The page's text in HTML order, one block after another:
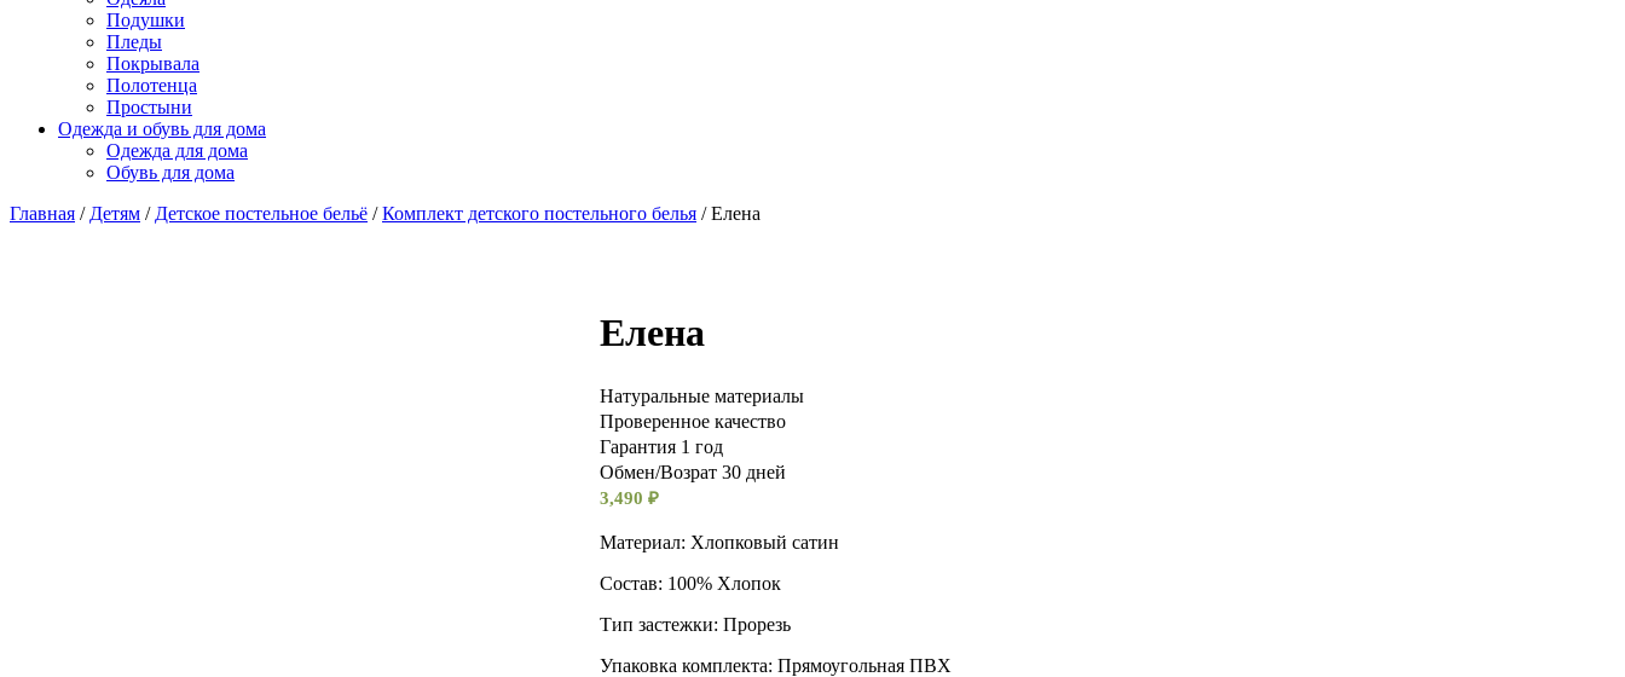
Подушки
Пледы
Покрывала
Полотенца
Простыни
Одежда и обувь для дома
Одежда для дома
Обувь для дома
Главная / Детям / Детское постельное бельё /Комплект детского постельного белья / Елена
Елена
Натуральные материалы
Проверенное качество
Гарантия 1 год
Обмен/Возрат 30 дней
3,490₽
Материал: Хлопковый сатин
Состав: 100% Хлопок
Тип застежки: Прорезь
Упаковка комплекта: Прямоугольная ПВХ